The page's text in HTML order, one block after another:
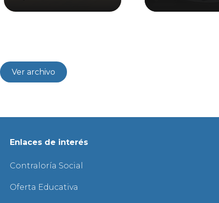
Ver archivo
Enlaces de interés
Contraloría Social
Oferta Educativa